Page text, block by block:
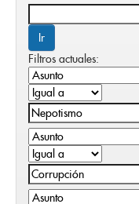
Filtros actuales: